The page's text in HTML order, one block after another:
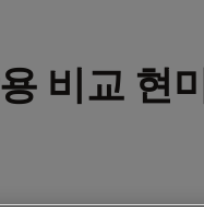
비교 현